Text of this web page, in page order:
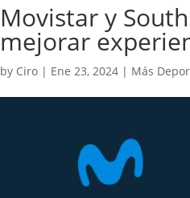
Movistar y
mejorar
by Ciro | Ene 23, 2024 | Más